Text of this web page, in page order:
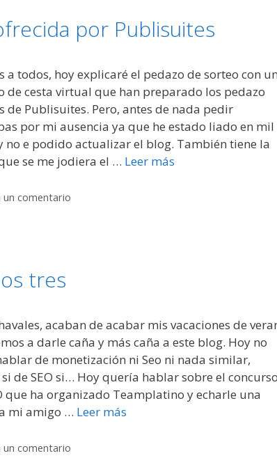
por Publisuites
a todos, hoy explicaré el pedazo de sorteo con
de cesta virtual que han preparado los pedazo
de Publisuites. Pero, antes de nada pedir
por mi ausencia ya que he estado liado en mil
no e podido actualizar el blog. También tiene la
se me jodiera el … Leer más
un comentario
tres
acaban de acabar mis vacaciones de
a darle caña y más caña a este blog. Hoy no
de monetización ni Seo ni nada similar,
de SEO si… Hoy quería hablar sobre el
que ha organizado Teamplatino y echarle una
mi amigo … Leer más
un comentario